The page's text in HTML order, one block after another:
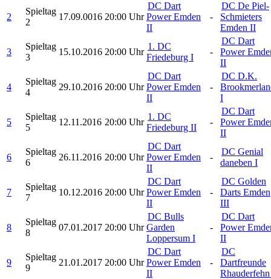
2
Spieltag
2
17.09.0016 20:00 Uhr
DC Dart
Power Emden
II
-
DC De Piel-
Schmieters
Emden II
3
Spieltag
3
15.10.2016 20:00 Uhr
1. DC
Friedeburg I
-
DC Dart
Power
II
4
Spieltag
4
29.10.2016 20:00 Uhr
DC Dart
Power Emden
II
-
DC D.K.
I
5
Spieltag
5
12.11.2016 20:00 Uhr
1. DC
Friedeburg II
-
DC Dart
Power
II
6
Spieltag
6
26.11.2016 20:00 Uhr
DC Dart
Power Emden
II
-
DC Genial
daneben I
7
Spieltag
7
10.12.2016 20:00 Uhr
DC Dart
Power Emden
II
-
DC Golden
Darts Emden
III
8
Spieltag
8
07.01.2017 20:00 Uhr
DC Bulls
Garden
Loppersum I
-
DC Dart
Power
II
9
Spieltag
9
21.01.2017 20:00 Uhr
DC Dart
Power Emden
II
-
DC
Dartfreunde